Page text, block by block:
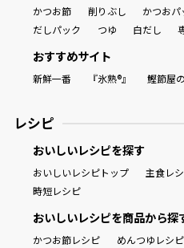
かつお節 削りぶし かつおパ
だしパック
つゆ 白だし
おすすめサイト
新鮮一番 『氷熟®』 鰹節屋
レシピ
おいしいレシピを探す
おいしいレシピトップ 主食レ
時短レシピ
おいしいレシピを商品から探
かつお節レシピ めんつゆレシピ